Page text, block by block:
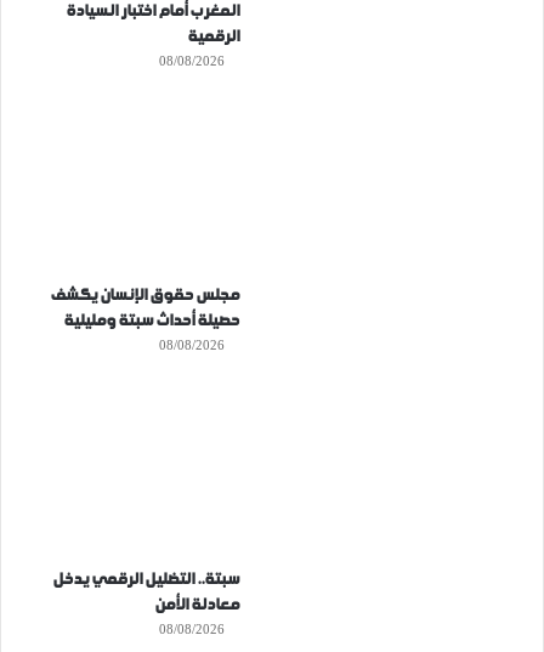
المغرب أمام اختبار السيادة
الرقمية
08/08/2026
مجلس حقوق الإنسان يكشف
حصيلة أحداث سبتة ومليلية
08/08/2026
سبتة.. التضليل الرقمي يدخل
معادلة الأمن
08/08/2026